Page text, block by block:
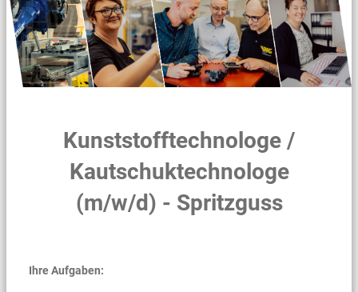
Kunststofftechnologe /
Kautschuktechnologe
(m/w/d) - Spritzguss
Ihre Aufgaben: